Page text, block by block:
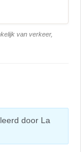
van verkeer,
door La